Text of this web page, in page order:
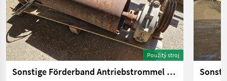
Použitý stroj
Sonstige Förderband Antriebstrommel für 70 cm Gurtbreite